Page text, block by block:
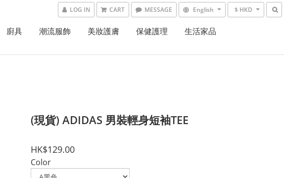
LOG IN CART MESSAGE English $ HKD
廚具 潮流服飾 美妝護膚 保健護理 生活家品
(現貨) ADIDAS 男裝輕身短袖TEE
HK$129.00
Color